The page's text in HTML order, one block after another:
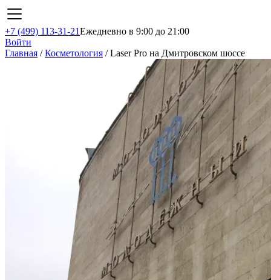
+7 (499) 113-31-21Ежедневно в 9:00 до 21:00
Войти
Главная /Косметология /Laser Pro на Дмитровском шоссе